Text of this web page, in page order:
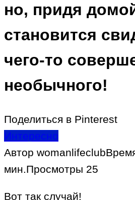
но, придя
становится
чего-то
необычного!
Поделиться в Pinterest
Интересно
Автор womanlifeclub
мин.Просмотры 25
Вот так случай!